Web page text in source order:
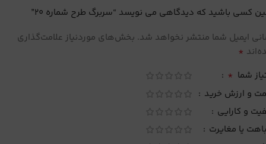
کسی باشید که دیدگاهی می نویسد “سربرگ طرح شماره 20”
ایمیل شما منتشر نخواهد شد. بخش‌های موردنیاز علامت‌گذاری
*
شما *
و ارزش خرید
و کارایی
یا مغایرت